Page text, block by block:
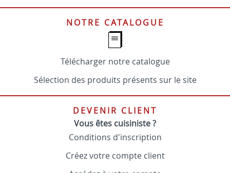
NOTRE CATALOGUE
Télécharger notre catalogue
Sélection des produits présents sur le site
DEVENIR CLIENT
Vous êtes cuisiniste ?
Conditions d'inscription
Créez votre compte client